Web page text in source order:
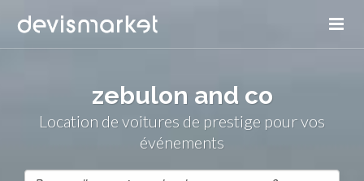
zebulon and co
Location de voitures de prestige pour vos
événements